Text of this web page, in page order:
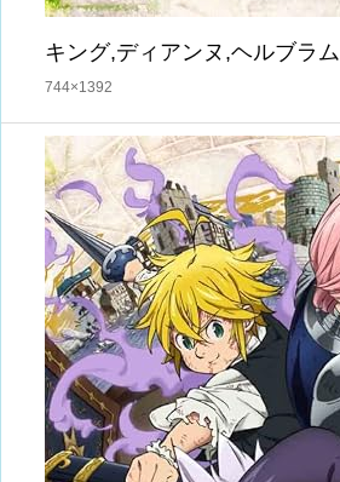
キング,ディアンヌ,ヘルブラム
744×1392